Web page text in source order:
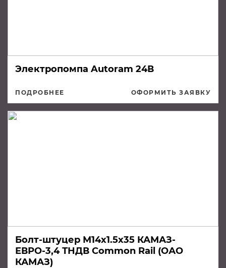
Электропомпа Autoram 24В
ПОДРОБНЕЕ ОФОРМИТЬ ЗАЯВКУ
Болт-штуцер М14х1.5х35 КАМАЗ-
ЕВРО-3,4 ТНДВ Common Rail (ОАО
КАМАЗ)